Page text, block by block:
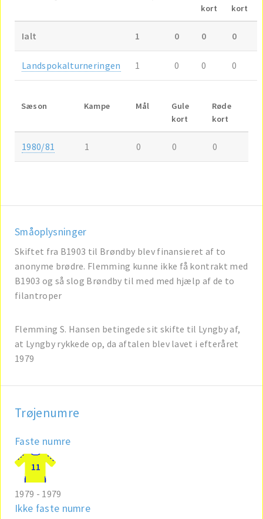
kort
kort
Ialt 1 0 0 0
Landspokalturneringen 1 0 0 0
Sæson Kampe Mål
Gule
kort
Røde
kort
1980/81 1 0 0 0
Småoplysninger
Skiftet fra B1903 til Brøndby blev finansieret af to
anonyme brødre. Flemming kunne ikke få kontrakt med
B1903 og så slog Brøndby til med med hjælp af de to
filantroper
Flemming S. Hansen betingede sit skifte til Lyngby af,
at Lyngby rykkede op, da aftalen blev lavet i efteråret
1979
Trøjenumre
Faste numre
11
1979 - 1979
Ikke faste numre